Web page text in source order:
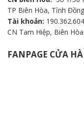
TP Biên Hòa, Tỉnh
Tài khoản:
CN Tam Hiệp, Biên Hòa.
FANPAGE CỬA